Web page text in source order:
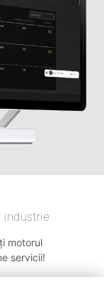
industrie
motorul
servicii!